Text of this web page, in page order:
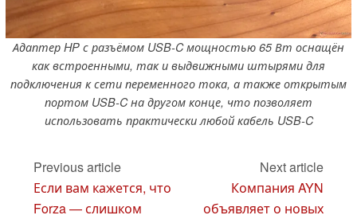
Адаптер HP с разъёмом USB-C мощностью 65 Вт оснащён
как встроенными, так и выдвижными штырями для
подключения к сети переменного тока, а также открытым
портом USB-C на другом конце, что позволяет
использовать практически любой кабель USB-C
Previous article
Если вам кажется, что
Forza — слишком
Next article
Компания AYN
объявляет о новых